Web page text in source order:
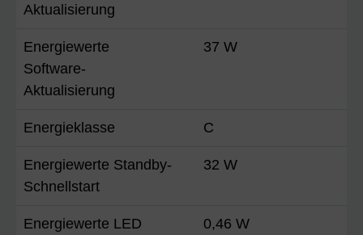
Aktualisierung
Energiewerte
Software-
Aktualisierung
37 W
Energieklasse C
Energiewerte Standby-
Schnellstart
32 W
Energiewerte LED 0,46 W